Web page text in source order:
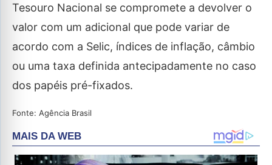
Tesouro Nacional se compromete a devolver o
valor com um adicional que pode variar de
acordo com a Selic, índices de inflação, câmbio
ou uma taxa definida antecipadamente no caso
dos papéis pré-fixados.
Fonte: Agência Brasil